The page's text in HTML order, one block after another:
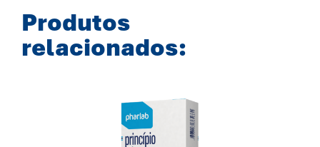
d
u
Produtos
relacionados: